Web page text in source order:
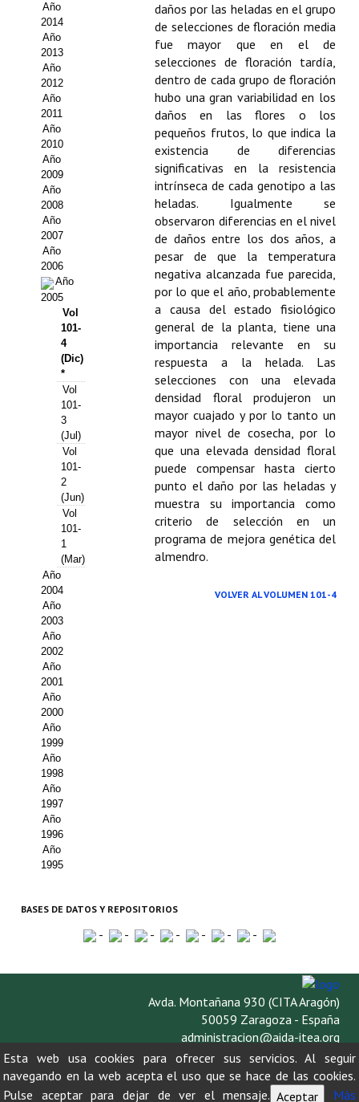
Políticas Editoriales
Propuesta Volumen Especial
Sello Calidad FECYT
Premio Prensa Agraria
Buscador de Artículos
JORNADAS AIDA
Presentación Jornadas
Comunicaciones
Jornadas PAM 2026
Premio Jóvenes Investigadores
Buscador de Comunicaciones
Buscador de Comunicaciones
CONTACTO
BUSCADOR
Año
2014
Año
2013
Año
2012
Año
2011
Año
2010
Año
2009
Año
2008
Año
2007
Año
2006
Año
2005
Vol
101-
4
(Dic)
*
Vol
101-
3
(Jul)
Vol
101-
2
(Jun)
Vol
101-
1
(Mar)
Año
2004
Año
2003
Año
2002
Año
2001
Año
2000
Año
1999
Año
1998
Año
1997
Año
1996
Año
1995
daños por las heladas en el grupo
de selecciones de floración media
fue mayor que en el de
selecciones de floración tardía,
dentro de cada grupo de floración
hubo una gran variabilidad en los
daños en las flores o los
pequeños frutos, lo que indica la
existencia de diferencias
significativas en la resistencia
intrínseca de cada genotipo a las
heladas. Igualmente se
observaron diferencias en el nivel
de daños entre los dos años, a
pesar de que la temperatura
negativa alcanzada fue parecida,
por lo que el año, probablemente
a causa del estado fisiológico
general de la planta, tiene una
importancia relevante en su
respuesta a la helada. Las
selecciones con una elevada
densidad floral produjeron un
mayor cuajado y por lo tanto un
mayor nivel de cosecha, por lo
que una elevada densidad floral
puede compensar hasta cierto
punto el daño por las heladas y
muestra su importancia como
criterio de selección en un
programa de mejora genética del
almendro.
VOLVER AL VOLUMEN 101-4
BASES DE DATOS Y REPOSITORIOS
- - - - - - -
Avda. Montañana 930 (CITA Aragón)
50059 Zaragoza - España
administracion@aida-itea.org
976 716 305
Esta web usa cookies para ofrecer sus servicios. Al seguir
navegando en la web acepta el uso que se hace de las cookies.
Pulse aceptar para dejar de ver el mensaje. Aceptar Más